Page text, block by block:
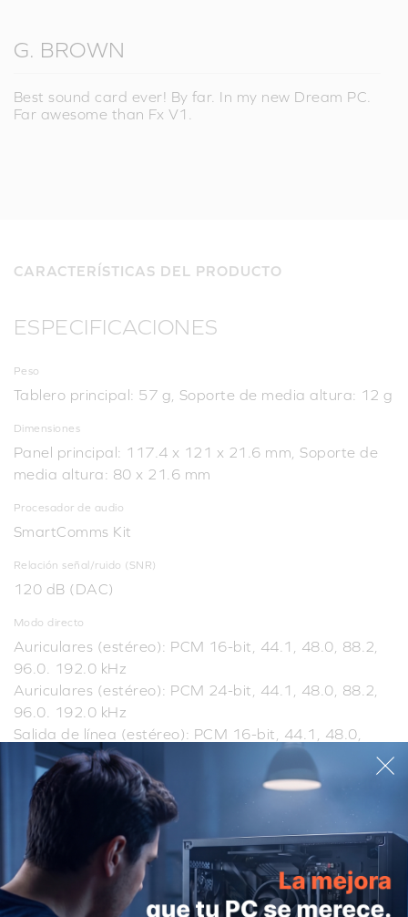
G. BROWN
Best sound card ever! By far. In my new Dream PC.
Far awesome than Fx V1.
CARACTERÍSTICAS DEL PRODUCTO
ESPECIFICACIONES
Peso
Tablero principal: 57 g, Soporte de media altura: 12 g
Dimensiones
Panel principal: 117.4 x 121 x 21.6 mm, Soporte de
media altura: 80 x 21.6 mm
Procesador de audio
SmartComms Kit
Relación señal/ruido (SNR)
120 dB (DAC)
Modo directo
Auriculares (estéreo): PCM 16-bit, 44.1, 48.0, 88.2,
96.0. 192.0 kHz
Auriculares (estéreo): PCM 24-bit, 44.1, 48.0, 88.2,
96.0. 192.0 kHz
Salida de línea (estéreo): PCM 16-bit, 44.1, 48.0,
88.2, 96.0. 192.0 kHz
Salida de línea (estéreo): PCM 24-bit, 44.1, 48.0,
88.2, 96.0. 192.0 kHz
Salida óptica (estéreo) *: PCM 16-bit, 44.1, 48.0,
88.2, 96.0, 192.0 kHz
PCM 24-bit, 44.1, 48.0, 88.2, 96.0, 192.0 kHz
* La salida óptica está disponible con la actualización de la
tarjeta hija DBPro